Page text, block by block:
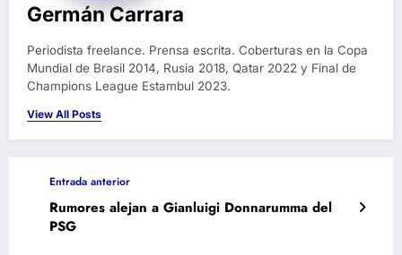
Germán Carrara
Periodista freelance. Prensa escrita. Coberturas en la Copa
Mundial de Brasil 2014, Rusia 2018, Qatar 2022 y Final de
Champions League Estambul 2023.
View All Posts
Entrada anterior
Rumores alejan a Gianluigi Donnarumma del
PSG